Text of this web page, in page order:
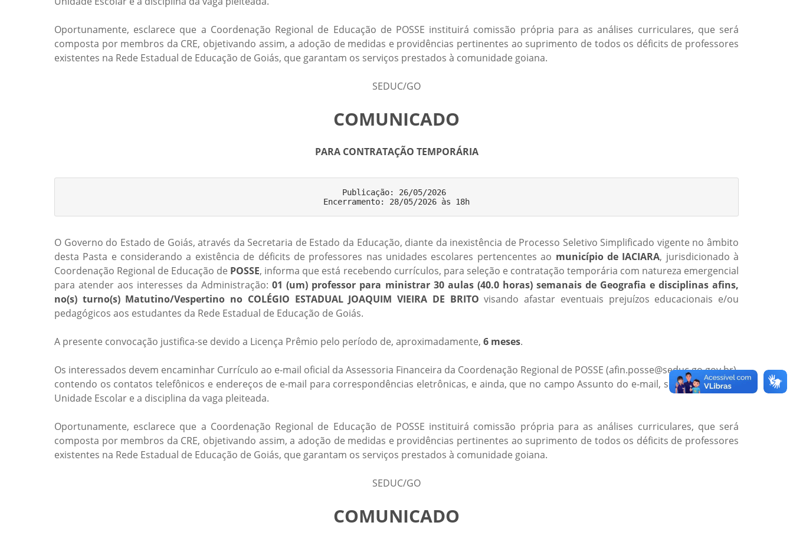
Oportunamente, esclarece que a Coordenação Regional de Educação de POSSE instituirá comissão própria para as análises curriculares, que será
composta por membros da CRE, objetivando assim, a adoção de medidas e providências pertinentes ao suprimento de todos os déficits de professores
existentes na Rede Estadual de Educação de Goiás, que garantam os serviços prestados à comunidade goiana.
SEDUC/GO
COMUNICADO
PARA CONTRATAÇÃO TEMPORÁRIA
Publicação: 26/05/2026
O Governo do Estado de Goiás, através da Secretaria de Estado da Educação, diante da inexistência de Processo Seletivo Simplificado vigente no âmbito
desta Pasta e considerando a existência de déficits de professores nas unidades escolares pertencentes ao município de IACIARA, jurisdicionado à
Coordenação Regional de Educação de POSSE, informa que está recebendo currículos, para seleção e contratação temporária com natureza emergencial
para atender aos interesses da Administração:01 (um) professor para ministrar 30 aulas (40.0 horas) semanais de Geografia e disciplinas afins,
no(s) turno(s) Matutino/Vespertino no COLÉGIO ESTADUAL JOAQUIM VIEIRA DE BRITO visando afastar eventuais prejuízos educacionais e/ou
pedagógicos aos estudantes da Rede Estadual de Educação de Goiás.
A presente convocação justifica-se devido a Licença Prêmio pelo período de, aproximadamente, 6 meses.
Os interessados devem encaminhar Currículo ao e-mail oficial da Assessoria Financeira da Coordenação Regional de POSSE (afin.posse@seduc.go.gov.br),
contendo os contatos telefônicos e endereços de e-mail para correspondências eletrônicas, e ainda, que no campo Assunto do e-mail, seja informada a
Unidade Escolar e a disciplina da vaga pleiteada.
Oportunamente, esclarece que a Coordenação Regional de Educação de POSSE instituirá comissão própria para as análises curriculares, que será
composta por membros da CRE, objetivando assim, a adoção de medidas e providências pertinentes ao suprimento de todos os déficits de professores
existentes na Rede Estadual de Educação de Goiás, que garantam os serviços prestados à comunidade goiana.
SEDUC/GO
COMUNICADO